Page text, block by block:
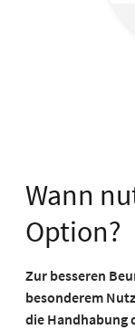
Wann
Option?
Zur besseren
besonderem
die Handhabung